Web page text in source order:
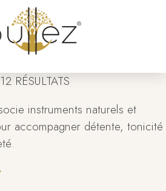
RÉSULTATS
instruments naturels et
accompagner détente, tonicité